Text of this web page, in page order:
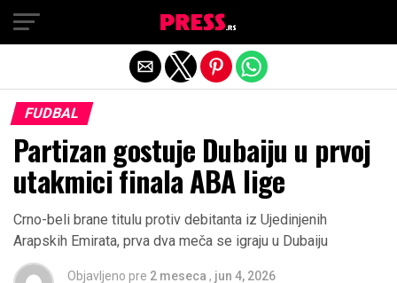
FUDBAL
Partizan gostuje Dubaiju u prvoj
utakmici finala ABA lige
Crno-beli brane titulu protiv debitanta iz Ujedinjenih
Arapskih Emirata, prva dva meča se igraju u Dubaiju
Objavljeno pre 2 meseca , jun 4, 2026
Exit mobile version